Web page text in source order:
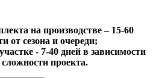
на производстве – 15-60
от сезона и очереди;
- 7-40 дней в зависимости
проекта.